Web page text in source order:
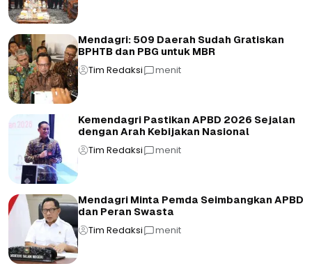
Mendagri: 509 Daerah Sudah Gratiskan
BPHTB dan PBG untuk MBR
Tim Redaksi menit
Kemendagri Pastikan APBD 2026 Sejalan
dengan Arah Kebijakan Nasional
Tim Redaksi menit
Mendagri Minta Pemda Seimbangkan APBD
dan Peran Swasta
Tim Redaksi menit